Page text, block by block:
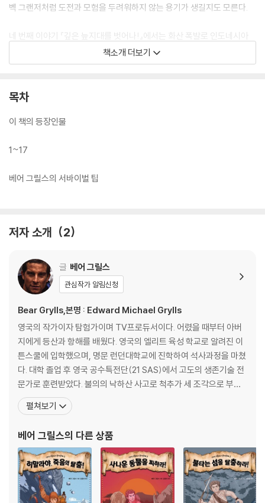
벡 그랜저처럼 도전과 모험을 두려워하지 않는 용기가 생길지도 모른다.
네 번째 이야기 『깊은 늪지대를 벗어나!』에서는 화산 폭발로 인도네시아
정글 한복판에 벡과 피터가 발이 묶인다. 가이드는 죽고 벡은 오른팔에 심
각한 부상을 입었다. 살아남기 위해서는 정글과 늪지대를 지나는 수밖에
고 있는 포식자들이 그들을 노리는데…….
벡 그랜저와 떠나는 흥미로운 모험의 세계! 살아남기 위한 몸부림과 생존
책소개 더보기
목차
이 책의 등장인물
1~17
베어 그릴스의 서바이벌 팁
저자 소개 2
글 베어 그릴스
관심작가 알림신청
Bear Grylls,본명 : Edward Michael Grylls
영국의 작가이자 탐험가이며 TV프로듀서이다. 어렸을 때부터 아버
지에게 등산과 항해를 배웠다. 영국의 엘리트 육성 학교로 알려진 이
튼스쿨에 입학했으며, 명문 런던대학교에 진학하여 석사과정을 마쳤
다. 대학 졸업 후 영국 공수특전단(21 SAS)에서 고도의 생존기술 전
문가로 훈련받았다. 불의의 낙하산 사고로 척추가 세 조각으로 부러
지면서 의가사제대를 한 그는 기적적으로 몸이 회복되자마자 2년 만
에 세계 최연소 에베레스트 정복으로 기네스북에 이름을 올렸다. 그
을 누비며 아무도 시도해보지 않은 획기적인 탐험을 성공적으로
펼쳐보기
베어 그릴스의 다른 상품